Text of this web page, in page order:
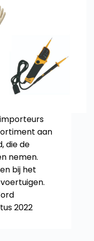
aan
die de
nemen.
bij het
2022